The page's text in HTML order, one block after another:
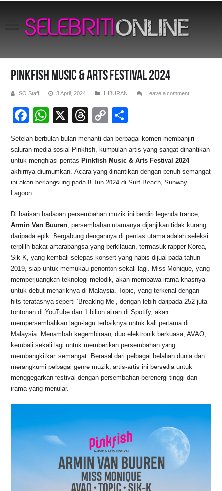
Pinkfish Music & Arts Festival 2024
SO Staff 3 April, 2024 HIBURAN Leave a comment
F
c
e
b
o
o
k
W
at
s
A
p
X
T
e
a
d
C
p
y
Li
k
ar
e
Setelah berbulan-bulan menanti dan berbagai komen membanjiri
saluran media sosial Pinkfish, kumpulan artis yang sangat dinantikan
untuk menghiasi pentas Pinkfish Music & Arts Festival 2024
akhirnya diumumkan. Acara yang dinantikan dengan penuh semangat
ini akan berlangsung pada 8 Jun 2024 di Surf Beach, Sunway
Lagoon.
Di barisan hadapan persembahan muzik ini berdiri legenda trance,
Armin Van Buuren; persembahan utamanya dijanjikan tidak kurang
daripada epik. Bergabung dengannya di pentas utama adalah seleksi
terpilih bakat antarabangsa yang berkilauan, termasuk rapper Korea,
Sik-K, yang kembali selepas konsert yang habis dijual pada tahun
2019, siap untuk memukau penonton sekali lagi. Miss Monique, yang
memperjuangkan teknologi melodik, akan membawa irama khasnya
untuk debut menariknya di Malaysia. Topic, yang terkenal dengan
hits teratasnya seperti ‘Breaking Me’, dengan lebih daripada 252 juta
tontonan di YouTube dan 1 bilion aliran di Spotify, akan
mempersembahkan lagu-lagu terbaiknya untuk kali pertama di
Malaysia. Menambah kegembiraan, duo elektronik berkuasa, AVAO,
kembali sekali lagi untuk memberikan persembahan yang
membangkitkan semangat. Berasal dari pelbagai belahan dunia dan
merangkumi pelbagai genre muzik, artis-artis ini bersedia untuk
menggegarkan festival dengan persembahan berenergi tinggi dan
irama yang menular.